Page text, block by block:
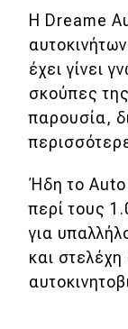
Test
Δοκιμή
Αποστολή
Συγκρίνουμε
Αγώνες
Formula 1
WRC
Η Dreame
έχει γίνει
σκούπες
παρουσία,
Ήδη το Auto
περί τους
για
και